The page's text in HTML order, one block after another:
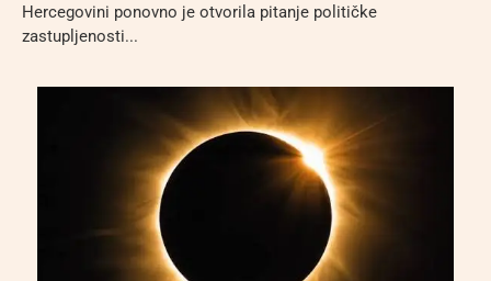
Hercegovini ponovno je otvorila pitanje političke
zastupljenosti...